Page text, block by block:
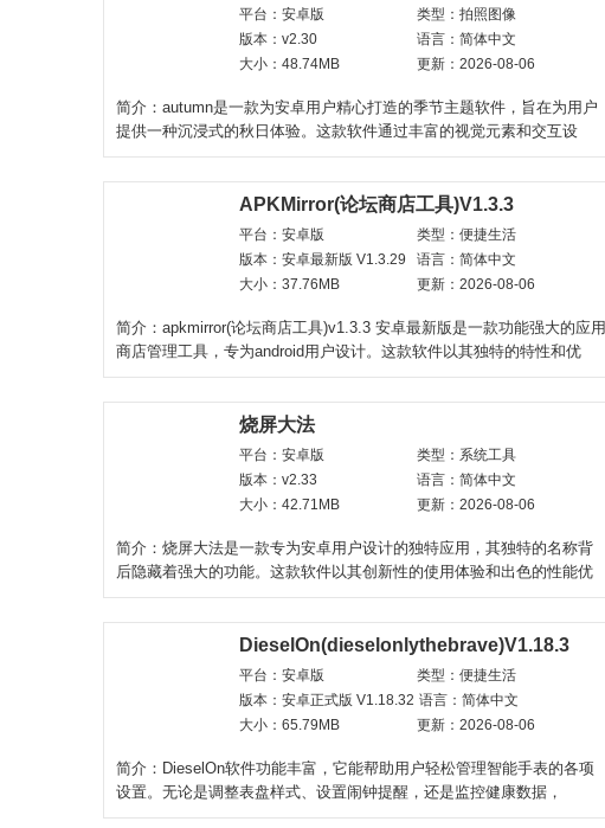
平台：安卓版
类型：拍照图像
版本：v2.30
语言：简体中文
大小：48.74MB
更新：2026-08-06
简介：autumn是一款为安卓用户精心打造的季节主题软件，旨在为用户
提供一种沉浸式的秋日体验。这款软件通过丰富的视觉元素和交互设
计，让用户仿佛置身
APKMirror(论坛商店工具)V1.3.3
平台：安卓版
类型：便捷生活
版本：安卓最新版 V1.3.29
语言：简体中文
大小：37.76MB
更新：2026-08-06
简介：apkmirror(论坛商店工具)v1.3.3 安卓最新版是一款功能强大的应用
商店管理工具，专为android用户设计。这款软件以其独特的特性和优
势，在众多的
烧屏大法
平台：安卓版
类型：系统工具
版本：v2.33
语言：简体中文
大小：42.71MB
更新：2026-08-06
简介：烧屏大法是一款专为安卓用户设计的独特应用，其独特的名称背
后隐藏着强大的功能。这款软件以其创新性的使用体验和出色的性能优
化，在众多安卓应
DieselOn(dieselonlythebrave)V1.18.3
平台：安卓版
类型：便捷生活
版本：安卓正式版 V1.18.32 语言：简体中文
大小：65.79MB
更新：2026-08-06
简介：DieselOn软件功能丰富，它能帮助用户轻松管理智能手表的各项
设置。无论是调整表盘样式、设置闹钟提醒，还是监控健康数据，
DieselOn都能一键搞定。